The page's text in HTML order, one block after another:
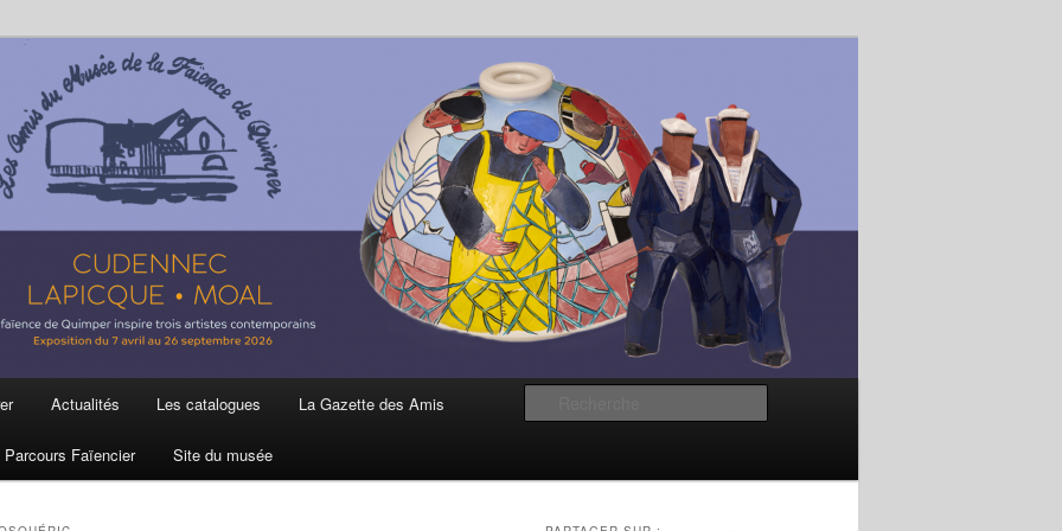
et de la Faïence de Quimper
Actualités Les catalogues La Gazette des Amis
Parcours Faïencier Site du musée